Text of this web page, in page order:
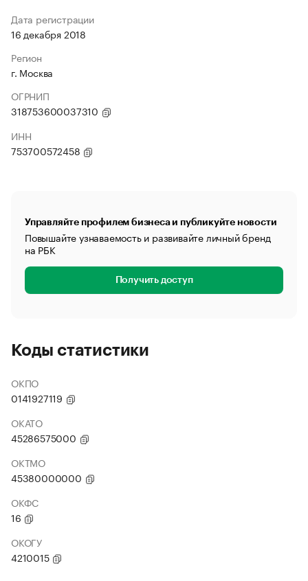
Дата регистрации
16 декабря 2018
Регион
г. Москва
ОГРНИП
318753600037310
ИНН
753700572458
Управляйте профилем бизнеса и публикуйте новости
Повышайте узнаваемость и развивайте личный бренд
на РБК
Получить доступ
Коды статистики
ОКПО
0141927119
ОКАТО
45286575000
ОКТМО
45380000000
ОКФС
16
ОКОГУ
4210015